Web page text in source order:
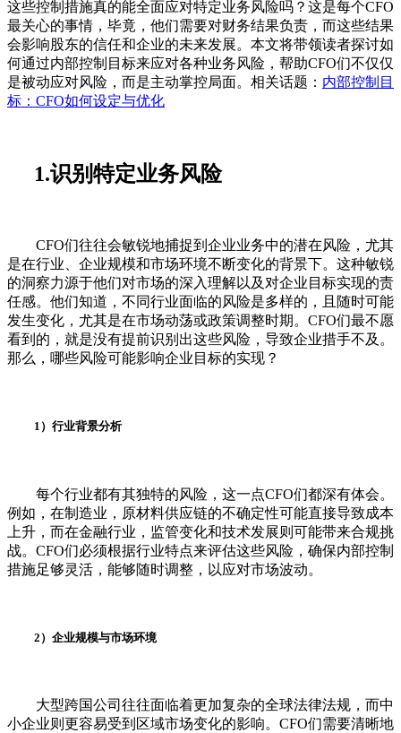
这些控制措施真的能全面应对特定业务风险吗？这是每个CFO
最关心的事情，毕竟，他们需要对财务结果负责，而这些结果
会影响股东的信任和企业的未来发展。本文将带领读者探讨如
何通过内部控制目标来应对各种业务风险，帮助CFO们不仅仅
是被动应对风险，而是主动掌控局面。相关话题： 内部控制目
标：CFO如何设定与优化
1.识别特定业务风险
CFO们往往会敏锐地捕捉到企业业务中的潜在风险，尤其
是在行业、企业规模和市场环境不断变化的背景下。这种敏锐
的洞察力源于他们对市场的深入理解以及对企业目标实现的责
任感。他们知道，不同行业面临的风险是多样的，且随时可能
发生变化，尤其是在市场动荡或政策调整时期。CFO们最不愿
看到的，就是没有提前识别出这些风险，导致企业措手不及。
那么，哪些风险可能影响企业目标的实现？
1）行业背景分析
每个行业都有其独特的风险，这一点CFO们都深有体会。
例如，在制造业，原材料供应链的不确定性可能直接导致成本
上升，而在金融行业，监管变化和技术发展则可能带来合规挑
战。CFO们必须根据行业特点来评估这些风险，确保内部控制
措施足够灵活，能够随时调整，以应对市场波动。
2）企业规模与市场环境
大型跨国公司往往面临着更加复杂的全球法律法规，而中
小企业则更容易受到区域市场变化的影响。CFO们需要清晰地